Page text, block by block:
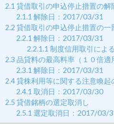
2.1 貸借取引の申込停止措置の解
2.1.1 解除日：2017/03/31
2.2 貸借取引の申込停止措置の一
2.2.1 解除日：2017/03/31
2.2.1.1 制度信用取引によ
2.3 品貸料の最高料率（１０倍
2.3.1 解除日：2017/03/31
2.4貸株利用等に関する注意喚起
2.4.1 取消日：2017/03/30
2.5 貸借銘柄の選定取消し
2.5.1 選定取消日：2017/03/